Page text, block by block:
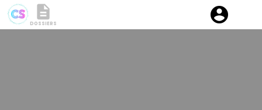
description
DOSSIERS account_circle